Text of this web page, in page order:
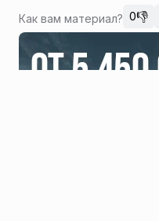
Как вам материал? 0👎